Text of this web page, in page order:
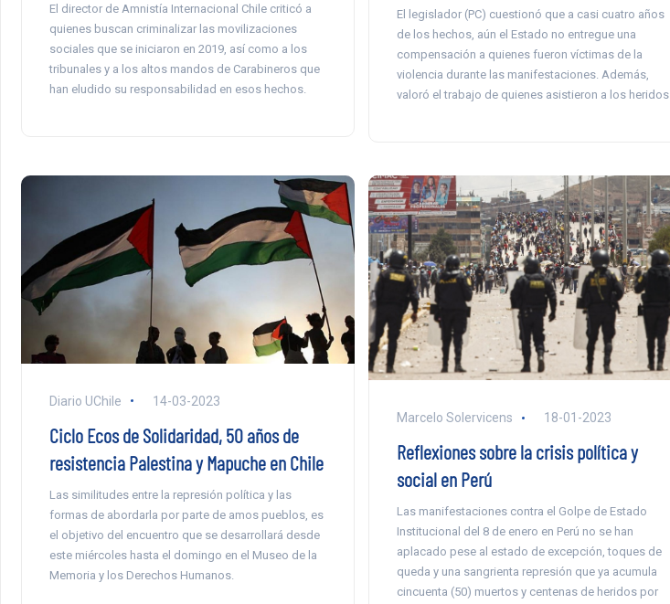
El director de Amnistía Internacional Chile criticó a
quienes buscan criminalizar las movilizaciones
sociales que se iniciaron en 2019, así como a los
tribunales y a los altos mandos de Carabineros que
han eludido su responsabilidad en esos hechos.
El legislador (PC) cuestionó que a casi cuatro años
de los hechos, aún el Estado no entregue una
compensación a quienes fueron víctimas de la
violencia durante las manifestaciones. Además,
valoró el trabajo de quienes asistieron a los heridos.
Diario UChile 14-03-2023
Ciclo Ecos de Solidaridad, 50 años de
resistencia Palestina y Mapuche en Chile
Las similitudes entre la represión política y las
formas de abordarla por parte de amos pueblos, es
el objetivo del encuentro que se desarrollará desde
este miércoles hasta el domingo en el Museo de la
Memoria y los Derechos Humanos.
Marcelo Solervicens 18-01-2023
Reflexiones sobre la crisis política y
social en Perú
Las manifestaciones contra el Golpe de Estado
Institucional del 8 de enero en Perú no se han
aplacado pese al estado de excepción, toques de
queda y una sangrienta represión que ya acumula
cincuenta (50) muertos y centenas de heridos por